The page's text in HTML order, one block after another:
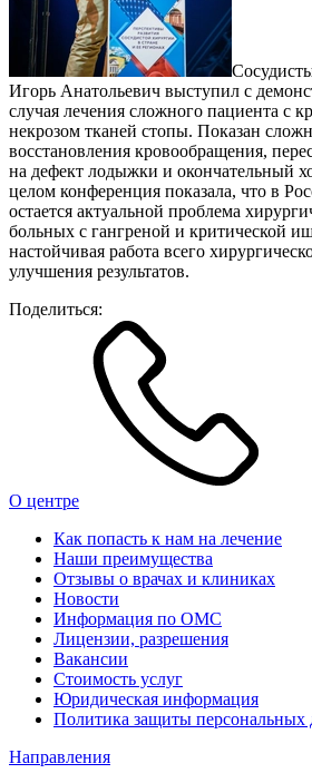
Игорь Анатольевич выступил с
случая лечения сложного пациента с
некрозом тканей стопы. Показан
восстановления кровообращения,
на дефект лодыжки и окончательный
целом конференция показала, что в
остается актуальной проблема
больных с гангреной и критической
настойчивая работа всего
улучшения результатов.
Поделиться:
О центре
Как попасть к нам на лечение
Наши преимущества
Отзывы о врачах и клиниках
Новости
Информация по ОМС
Лицензии, разрешения
Вакансии
Стоимость услуг
Юридическая информация
Политика защиты персональных
Направления